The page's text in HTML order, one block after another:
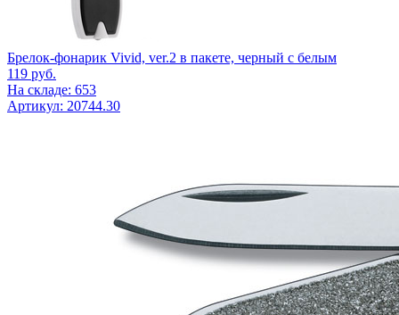
Брелок-фонарик Vivid, ver.2 в пакете, черный с белым
119 руб.
На складе: 653
Артикул: 20744.30